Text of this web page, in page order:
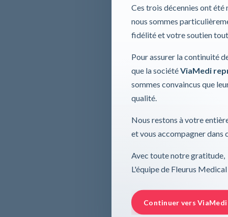
Ces trois décennies ont
nous sommes
fidélité et votre soutien
Pour assurer la continuité
que la sociétéViaMedi
sommes convaincus que
qualité.
Nous restons à votre
et vous accompagner dans
Avec toute notre gratitude,
L'équipe de Fleurus Medical
Continuer vers ViaMedi